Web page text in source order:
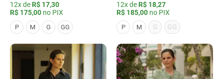
12x de R$ 17,30
R$ 175,00 no PIX
P M G GG
12x de R$ 18,27
R$ 185,00 no PIX
P M G GG